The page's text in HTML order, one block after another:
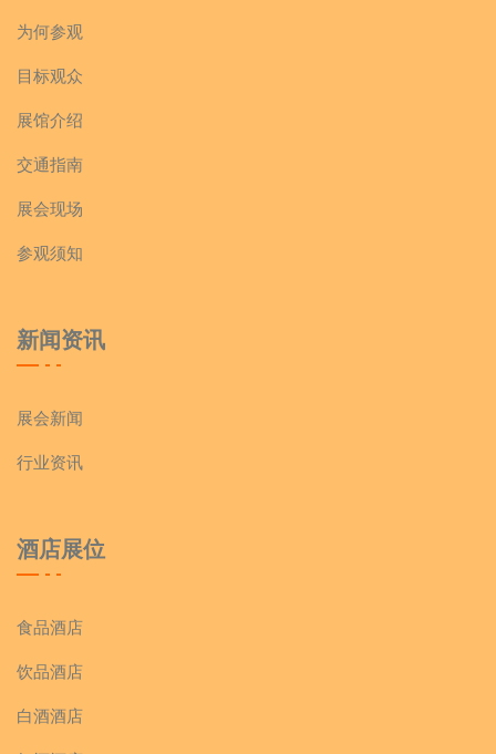
为何参观
目标观众
展馆介绍
交通指南
展会现场
参观须知
新闻资讯
展会新闻
行业资讯
酒店展位
食品酒店
饮品酒店
白酒酒店